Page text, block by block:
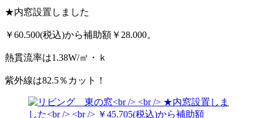
★内窓設置しました
￥60.500(税込)から補助額￥28.000。
熱貫流率は1.38W/㎡・ｋ
紫外線は82.5％カット！